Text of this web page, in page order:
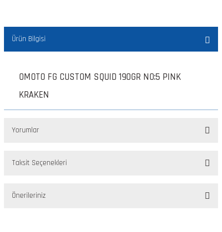
Ürün Bilgisi
OMOTO FG CUSTOM SQUID 190GR NO:5 PINK
KRAKEN
Yorumlar
Taksit Seçenekleri
Önerileriniz